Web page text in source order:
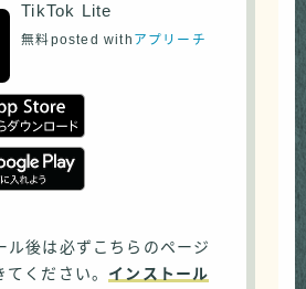
TikTok Lite
無料posted with アプリーチ
ル後は必ずこちらのページ
てください。 インストール